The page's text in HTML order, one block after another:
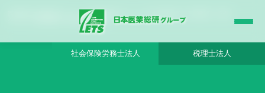
医療事務の基礎知識（24） - 日本医業総研グループ |日本医業総研｜医院開業・承継・
クリニック経営支援・医療モール開発
社会保険労務士法人 税理士法人